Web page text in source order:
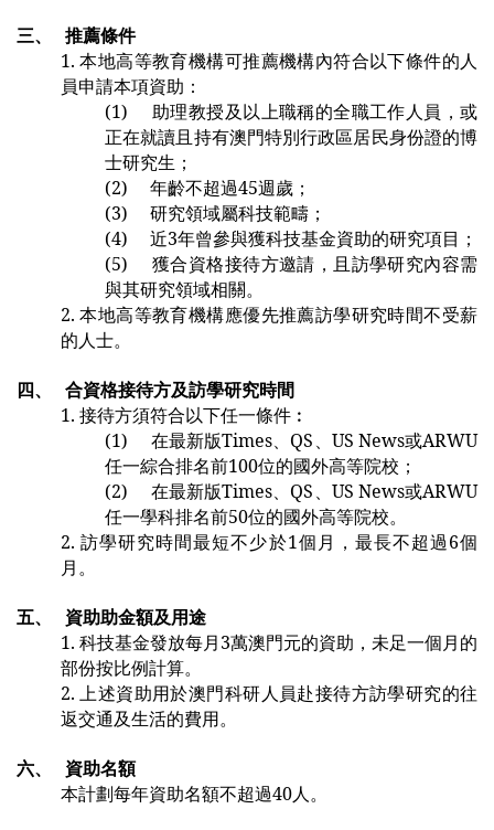
三、 推薦條件
1.本地高等教育機構可推薦機構內符合以下條件的人
員申請本項資助：
(1)助理教授及以上職稱的全職工作人員，或
正在就讀且持有澳門特別行政區居民身份證的博
士研究生；
(2) 年齡不超過45週歲；
(3) 研究領域屬科技範疇；
(4) 近3年曾參與獲科技基金資助的研究項目；
(5)獲合資格接待方邀請，且訪學研究內容需
與其研究領域相關。
2.本地高等教育機構應優先推薦訪學研究時間不受薪
的人士。
四、 合資格接待方及訪學研究時間
1. 接待方須符合以下任一條件︰
(1) 在最新版Times、QS、US News或ARWU
任一綜合排名前100位的國外高等院校；
(2) 在最新版Times、QS、US News或ARWU
任一學科排名前50位的國外高等院校。
2.訪學研究時間最短不少於1個月，最長不超過6個
月。
五、 資助助金額及用途
1. 科技基金發放每月3萬澳門元的資助，未足一個月的
部份按比例計算。
2.上述資助用於澳門科研人員赴接待方訪學研究的往
返交通及生活的費用。
六、 資助名額
本計劃每年資助名額不超過40人。